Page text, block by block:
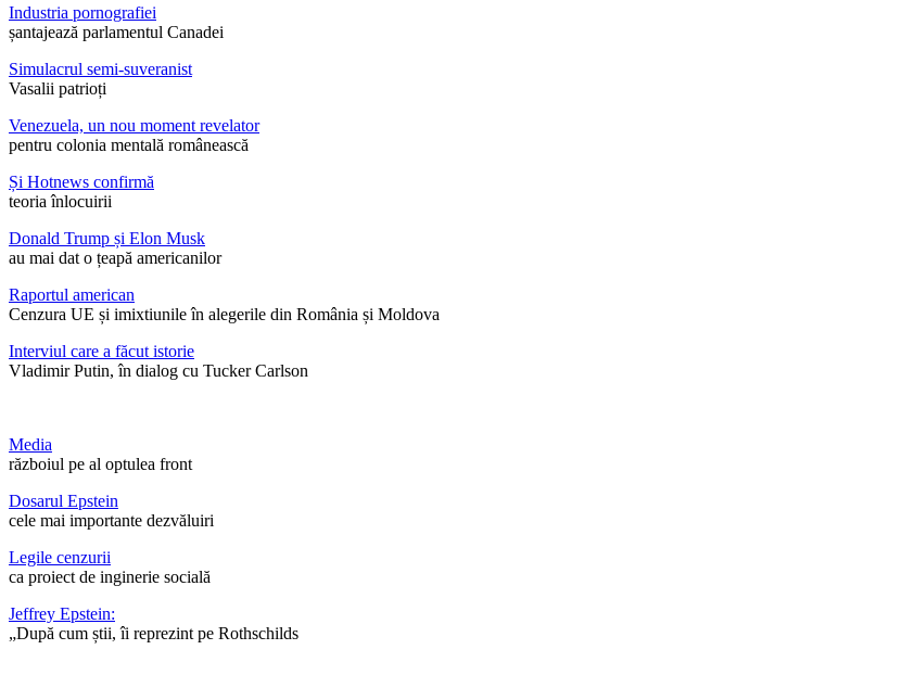
Industria pornografiei
șantajează parlamentul Canadei
Simulacrul semi-suveranist
Vasalii patrioți
Venezuela, un nou moment revelator
pentru colonia mentală românească
Și Hotnews confirmă
teoria înlocuirii
Donald Trump și Elon Musk
au mai dat o țeapă americanilor
Raportul american
Cenzura UE și imixtiunile în alegerile din România și Moldova
Interviul care a făcut istorie
Vladimir Putin, în dialog cu Tucker Carlson
Media
războiul pe al optulea front
Dosarul Epstein
cele mai importante dezvăluiri
Legile cenzurii
ca proiect de inginerie socială
Jeffrey Epstein:
„După cum știi, îi reprezint pe Rothschilds